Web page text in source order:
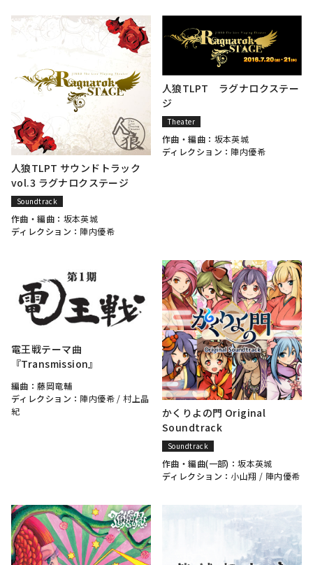
人狼TLPT サウンドトラック
vol.3 ラグナロクステージ
Soundtrack
作曲・編曲： 坂本英城
ディレクション： 陣内優希
人狼TLPT ラグナロクステー
ジ
Theater
作曲・編曲： 坂本英城
ディレクション： 陣内優希
電王戦テーマ曲
『Transmission』
編曲：藤岡竜輔
ディレクション： 陣内優希 /村上晶
紀
かくりよの門 Original
Soundtrack
Soundtrack
作曲・編曲(一部)：坂本英城
ディレクション： 小山翔 / 陣内優希